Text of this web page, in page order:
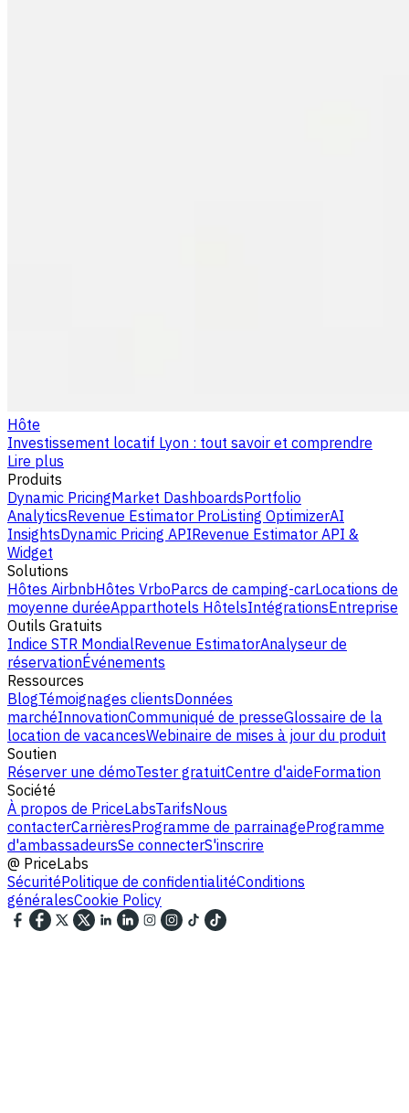
Hôte
Investissement locatif Lyon : tout savoir et comprendre
Lire plus
Produits
Dynamic PricingMarket DashboardsPortfolio
AnalyticsRevenue Estimator ProListing OptimizerAI
InsightsDynamic Pricing APIRevenue Estimator API &
Widget
Solutions
Hôtes AirbnbHôtes VrboParcs de camping-carLocations de
moyenne duréeApparthotels HôtelsIntégrationsEntreprise
Outils Gratuits
Indice STR MondialRevenue EstimatorAnalyseur de
réservationÉvénements
Ressources
BlogTémoignages clientsDonnées
marchéInnovationCommuniqué de presseGlossaire de la
location de vacancesWebinaire de mises à jour du produit
Soutien
Réserver une démoTester gratuitCentre d'aideFormation
Société
À propos de PriceLabsTarifsNous
contacterCarrièresProgramme de parrainageProgramme
d'ambassadeursSe connecterS'inscrire
@ PriceLabs
SécuritéPolitique de confidentialitéConditions
généralesCookie Policy